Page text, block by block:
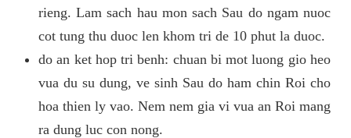
rieng. Lam sach hau mon sach Sau do ngam nuoc
cot tung thu duoc len khom tri de 10 phut la duoc.
do an ket hop tri benh: chuan bi mot luong gio heo
vua du su dung, ve sinh Sau do ham chin Roi cho
hoa thien ly vao. Nem nem gia vi vua an Roi mang
ra dung luc con nong.